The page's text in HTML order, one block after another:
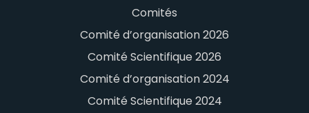
Comités
Comité d’organisation 2026
Comité Scientifique 2026
Comité d’organisation 2024
Comité Scientifique 2024